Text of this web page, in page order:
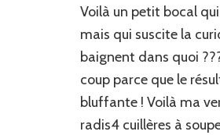
Voilà un petit bocal
mais qui suscite la
baignent dans quoi
coup parce que le
bluffante ! Voilà ma
radis4 cuillères à